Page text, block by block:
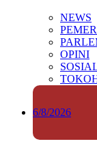
NEWS
OPINI
6/8/2026